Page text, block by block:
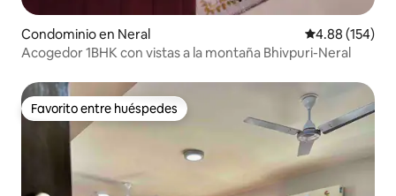
Condominio en Neral Calificación
4.88 (154)
Acogedor 1BHK con vistas a la montaña Bhivpuri-Neral
Favorito entre huéspedes
Favorito entre huéspedes